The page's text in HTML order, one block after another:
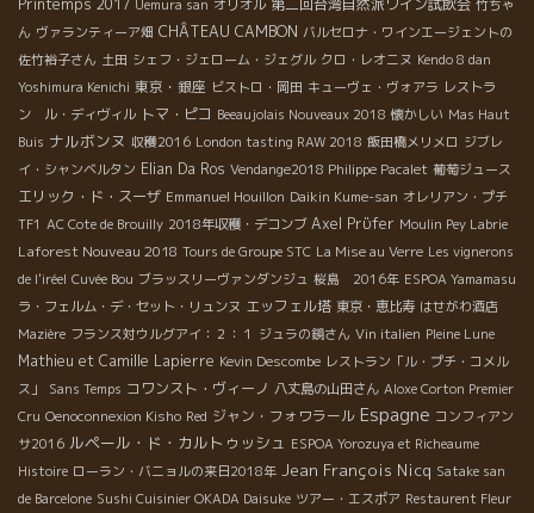
Printemps 2017 Uemura san オリオル 第二回台湾自然派ワイン試飲会 竹ちゃ
ん ヴァランティーア畑 CHÂTEAU CAMBON バルセロナ・ワインエージェントの
佐竹裕子さん 土田 シェフ・ジェローム・ジェグル クロ・レオニヌ Kendo 8 dan
Yoshimura Kenichi 東京・銀座 ビストロ・岡田 キューヴェ・ヴォアラ レストラ
ン ル・ディヴィル トマ・ピコ Beeaujolais Nouveaux 2018 懐かしい Mas Haut
Buis ナルボンヌ 収穫2016 London tasting RAW 2018 飯田橋メリメロ ジブレ
イ・シャンベルタン Elian Da Ros Vendange2018 Philippe Pacalet 葡萄ジュース
エリック・ド・スーザ Emmanuel Houillon Daikin Kume-san オレリアン・プチ
TF1 AC Cote de Brouilly 2018年収穫・デコンブ Axel Prϋfer Moulin Pey Labrie
Laforest Nouveau 2018 Tours de Groupe STC La Mise au Verre Les vignerons
de l'iréel Cuvée Bou ブラッスリーヴァンダンジュ 桜島 2016年 ESPOA Yamamasu
ラ・フェルム・デ・セット・リュンヌ エッフェル塔 東京・恵比寿 はせがわ酒店
Mazière フランス対ウルグアイ：２：１ ジュラの鏡さん Vin italien Pleine Lune
Mathieu et Camille Lapierre Kevin Descombe レストラン「ル・プチ・コメル
ス」
Sans Temps コワンスト・ヴィーノ 八丈島の山田さん Aloxe Corton Premier
Cru Oenoconnexion Kisho Red ジャン・フォワラール Espagne コンフィアン
サ2016 ルペール・ド・カルトゥッシュ ESPOA Yorozuya et Richeaume
Histoire ローラン・バニョルの来日2018年 Jean François Nicq Satake san
de Barcelone Sushi Cuisinier OKADA Daisuke ツアー・エスポア Restaurent Fleur